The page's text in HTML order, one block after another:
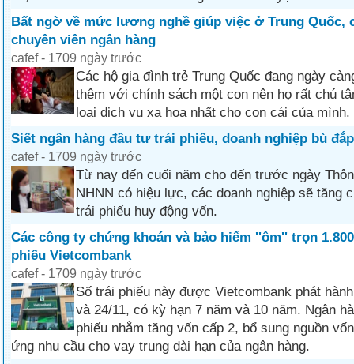
Bất ngờ về mức lương nghề giúp việc ở Trung Quốc,
chuyên viên ngân hàng
cafef - 1709 ngày trước
Các hộ gia đình trẻ Trung Quốc đang ngày
thêm với chính sách một con nên họ rất chú
loại dịch vụ xa hoa nhất cho con cái của mình.
Siết ngân hàng đầu tư trái phiếu, doanh nghiệp bù
cafef - 1709 ngày trước
Từ nay đến cuối năm cho đến trước ngày
NHNN có hiệu lực, các doanh nghiệp sẽ tăng
trái phiếu huy động vốn.
Các công ty chứng khoán và bảo hiểm ''ôm'' trọn
phiếu Vietcombank
cafef - 1709 ngày trước
Số trái phiếu này được Vietcombank phát
và 24/11, có kỳ hạn 7 năm và 10 năm. Ngân
phiếu nhằm tăng vốn cấp 2, bổ sung nguồn
ứng nhu cầu cho vay trung dài hạn của ngân hàng.